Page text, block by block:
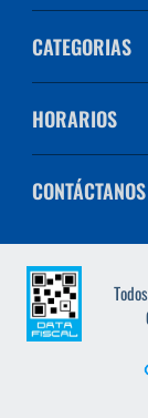
CATEGORIAS
HORARIOS
CONTÁCTANOS